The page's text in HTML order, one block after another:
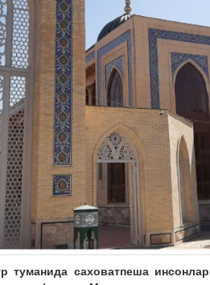
туманида саховатпеша